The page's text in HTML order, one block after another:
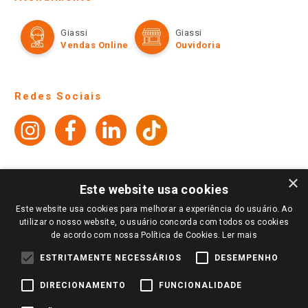
Televendas
Amigo Giassi
Perguntas frequentes
Identidade Visual
Formas de Pagamento
Políticas de entrega
Giassi
Vendas Online
Giassi
Ouvidoria
Redes Sociais
Pagamento e Segurança ×
Este website usa cookies
Este website usa cookies para melhorar a experiência do usuário. Ao
utilizar o nosso website, o usuário concorda com todos os cookies
de acordo com nossa Política de Cookies. Ler mais
ESTRITAMENTE NECESSÁRIOS DESEMPENHO
DIRECIONAMENTO FUNCIONALIDADE